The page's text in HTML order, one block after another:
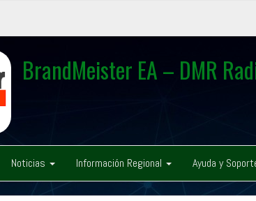
BrandMeister EA – DMR
Noticias Información Regional Ayuda y